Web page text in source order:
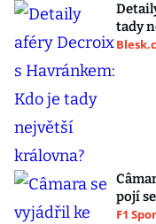
tady
pojí
F1